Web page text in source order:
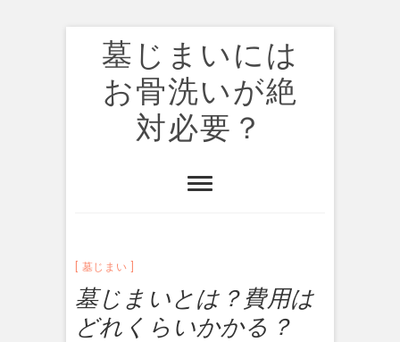
墓じまいには
お骨洗いが絶
対必要？
墓じまい
墓じまいとは？費用は
どれくらいかかる？